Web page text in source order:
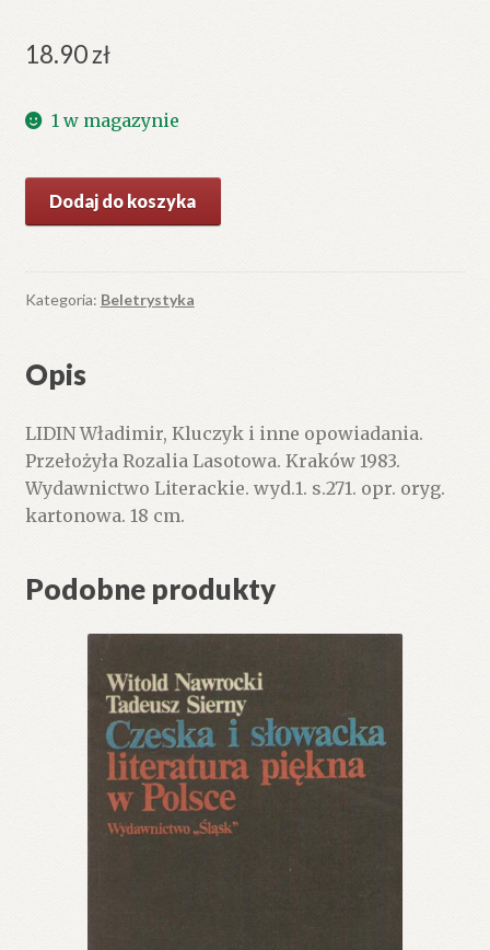
18.90zł
1 w magazynie
Kluczyk
inne
opowiadania.
Dodaj do koszyka
Kategoria: Beletrystyka
Opis
LIDIN Władimir, Kluczyk i inne opowiadania.
Przełożyła Rozalia Lasotowa. Kraków 1983.
Wydawnictwo Literackie. wyd.1. s.271. opr. oryg.
kartonowa. 18 cm.
Podobne produkty